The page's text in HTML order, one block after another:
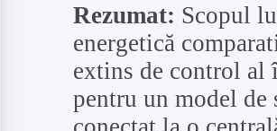
Rezumat: Scopul
energetică
extins de control
pentru un model de